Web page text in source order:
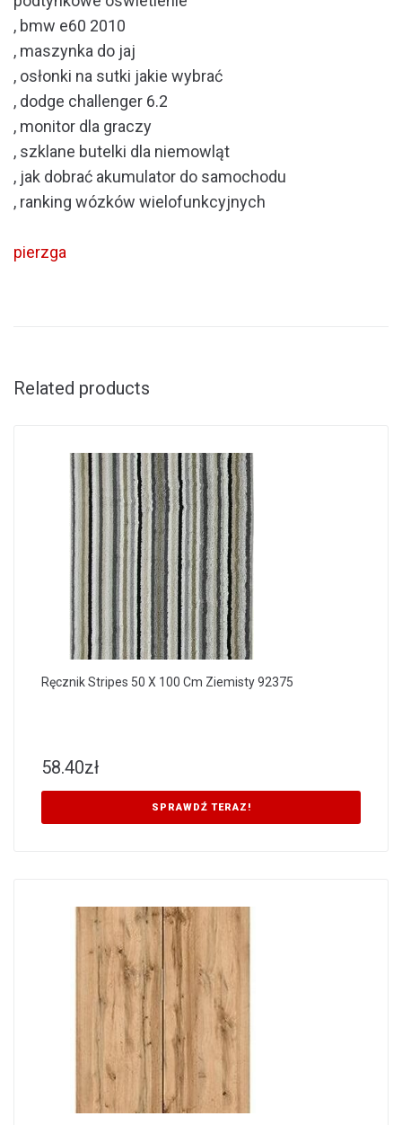
, bmw e60 2010
, maszynka do jaj
, osłonki na sutki jakie wybrać
, dodge challenger 6.2
, monitor dla graczy
, szklane butelki dla niemowląt
, jak dobrać akumulator do samochodu
, ranking wózków wielofunkcyjnych
pierzga
Related products
Ręcznik Stripes 50 X 100 Cm Ziemisty 92375
58.40zł
SPRAWDŹ TERAZ!